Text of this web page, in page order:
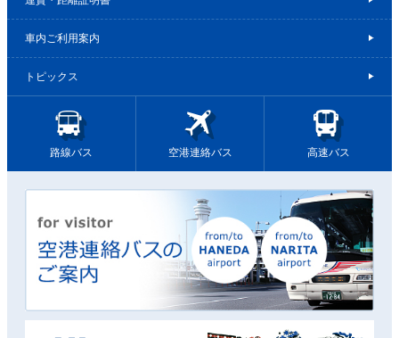
車内ご利用案内
トピックス
路線バス 空港連絡バス 高速バス